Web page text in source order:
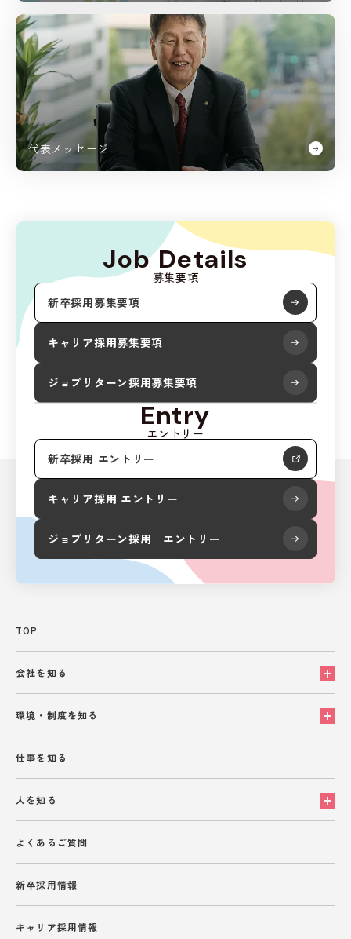
代表メッセージ
JobDetails
募集要項
新卒採用募集要項
キャリア採用募集要項
ジョブリターン採用募集要項
Entry
エントリー
新卒採用 エントリー 新しいウィンドウで開きます
キャリア採用 エントリー
ジョブリターン採用 エントリー
TOP
会社を知る
環境・制度を知る
仕事を知る
人を知る
よくあるご質問
新卒採用情報
キャリア採用情報